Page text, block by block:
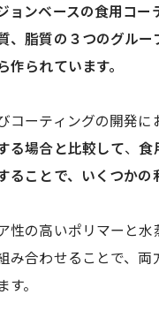
ョンベースの食用コー
、脂質の３つのグルー
られています。
コーティングの開発に
る場合と比較して、食
ることで、いくつかの
性の高いポリマーと水
み合わせることで、両
。